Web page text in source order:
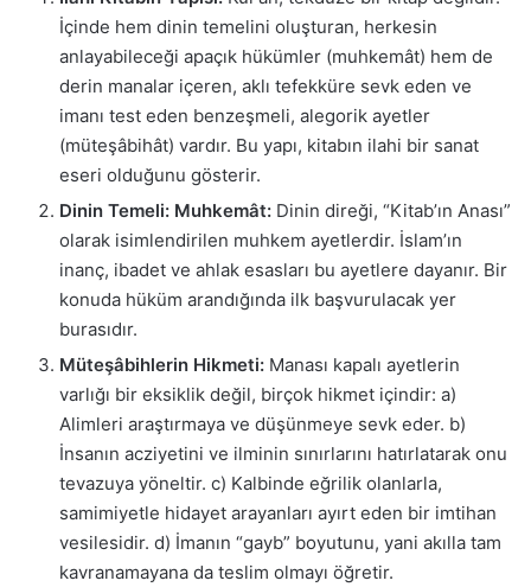
İçinde hem dinin temelini oluşturan, herkesin
anlayabileceği apaçık hükümler (muhkemât) hem de
derin manalar içeren, aklı tefekküre sevk eden ve
imanı test eden benzeşmeli, alegorik ayetler
(müteşâbihât) vardır. Bu yapı, kitabın ilahi bir sanat
eseri olduğunu gösterir.
Dinin Temeli: Muhkemât: Dinin direği, “Kitab’ın Anası”
olarak isimlendirilen muhkem ayetlerdir. İslam’ın
inanç, ibadet ve ahlak esasları bu ayetlere dayanır. Bir
konuda hüküm arandığında ilk başvurulacak yer
burasıdır.
Müteşâbihlerin Hikmeti: Manası kapalı ayetlerin
varlığı bir eksiklik değil, birçok hikmet içindir: a)
Alimleri araştırmaya ve düşünmeye sevk eder. b)
İnsanın acziyetini ve ilminin sınırlarını hatırlatarak onu
tevazuya yöneltir. c) Kalbinde eğrilik olanlarla,
samimiyetle hidayet arayanları ayırt eden bir imtihan
vesilesidir. d) İmanın “gayb” boyutunu, yani akılla tam
kavranamayana da teslim olmayı öğretir.